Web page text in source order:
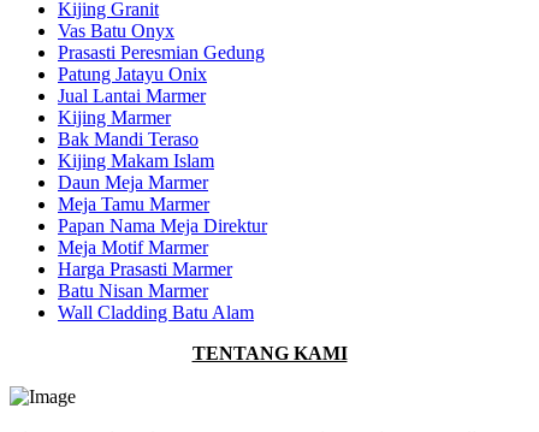
Kijing Granit
Vas Batu Onyx
Prasasti Peresmian Gedung
Patung Jatayu Onix
Jual Lantai Marmer
Kijing Marmer
Bak Mandi Teraso
Kijing Makam Islam
Daun Meja Marmer
Meja Tamu Marmer
Papan Nama Meja Direktur
Meja Motif Marmer
Harga Prasasti Marmer
Batu Nisan Marmer
Wall Cladding Batu Alam
TENTANG KAMI